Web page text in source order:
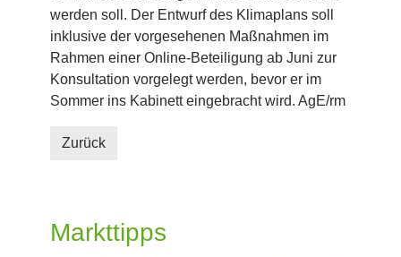
werden soll. Der Entwurf des Klimaplans soll
inklusive der vorgesehenen Maßnahmen im
Rahmen einer Online-Beteiligung ab Juni zur
Konsultation vorgelegt werden, bevor er im
Sommer ins Kabinett eingebracht wird. AgE/rm
Zurück
Markttipps